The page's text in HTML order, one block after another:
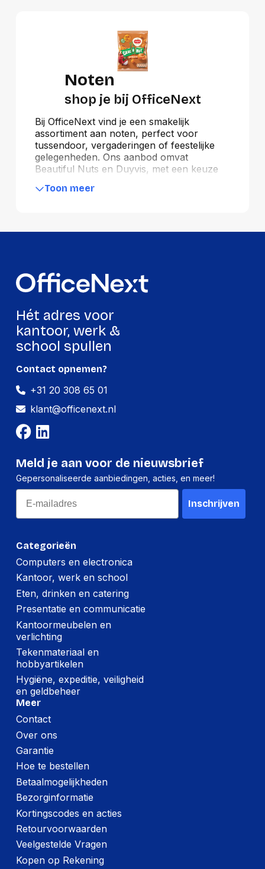
Noten
shop je bij OfficeNext
Bij OfficeNext vind je een smakelijk
assortiment aan noten, perfect voor
tussendoor, vergaderingen of feestelijke
gelegenheden. Ons aanbod omvat
Beautiful Nuts en Duyvis, met een keuze
noten die ideaal zijn voor iedere smaak. Of
Toon meer
Hét adres voor
kantoor, werk &
school spullen
Categorieën
Computers en electronica
Kantoor, werk en school
Eten, drinken en catering
Presentatie en communicatie
Kantoormeubelen en
verlichting
Tekenmateriaal en
hobbyartikelen
Hygiëne, expeditie, veiligheid
en geldbeheer
Meer
Contact
Over ons
Garantie
Hoe te bestellen
Betaalmogelijkheden
Bezorginformatie
Kortingscodes en acties
Retourvoorwaarden
Veelgestelde Vragen
Kopen op Rekening
Contact opnemen?
+31 20 308 65 01
klant@officenext.nl
Meld je aan voor de nieuwsbrief
Gepersonaliseerde aanbiedingen, acties, en meer!
Email
Inschrijven